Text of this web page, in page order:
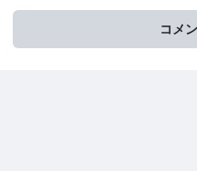
コメ